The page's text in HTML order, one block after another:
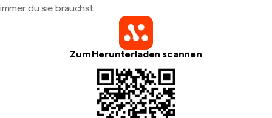
immer du sie brauchst.
Zum Herunterladen scannen